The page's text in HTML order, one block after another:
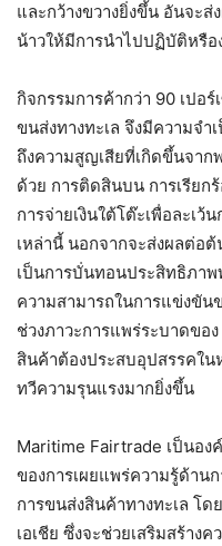
และกว้างขวางยิ่งขึ้น อันจะส่
น้าวให้มีการนำไปปฏิบัติหรื
กิจกรรมการค้ากว่า 90 เปอ
ขนส่งทางทะเล จึงมีความจำ
ถึงความสูญเสียที่เกิดขึ้นจาก
ด้วย การติดสินบน การเรียก
การจ่ายเงินใต้โต๊ะเพื่อละเ
เหล่านี้ นอกจากจะส่งผลต่อ
เป็นการบั่นทอนประสิทธิภาพ
ความสามารถในการแข่งขัน
ช่วงภาวะการแพร่ระบาดขอ
สินค้าต้องประสบอุปสรรคใ
ทวีความรุนแรงมากยิ่งขึ้น
Maritime Fairtrade เป็นอง
ของการเผยแพร่ความรู้ด้าน
การขนส่งสินค้าทางทะเล โ
เอเชีย ซึ่งจะช่วยเสริมสร้าง